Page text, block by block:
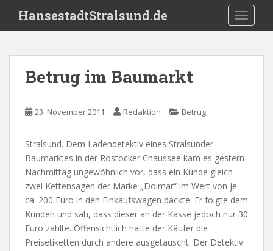
i
HansestadtStralsund.de
Betrug im Baumarkt
23. November 2011 Redaktion Betrug
Stralsund. Dem Ladendetektiv eines Stralsunder
Baumarktes in der Rostocker Chaussee kam es gestern
Nachmittag ungewöhnlich vor, dass ein Kunde gleich
zwei Kettensägen der Marke „Dolmar“ im Wert von je
ca. 200 Euro in den Einkaufswagen packte. Er folgte dem
Kunden und sah, dass dieser an der Kasse jedoch nur 30
Euro zahlte. Offensichtlich hatte der Käufer die
Preisetiketten durch andere ausgetauscht. Der Detektiv